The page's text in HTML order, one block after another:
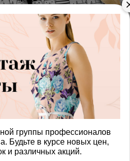
арт. 428770_byas
котов
ценам
масштаб
группы профессионалов
Будьте в курсе новых цен,
и различных акций.